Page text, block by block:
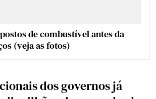
de combustível antes da
(veja as fotos)
dos governos já